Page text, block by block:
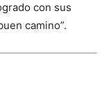
con sus
camino”.